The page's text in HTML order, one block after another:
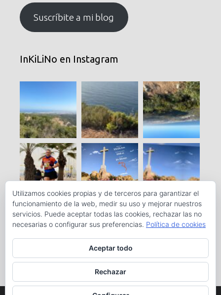
electrónico
Suscríbite a mi blog
InKiLiNo en Instagram
Utilizamos cookies propias y de terceros para garantizar el
funcionamiento de la web, medir su uso y mejorar nuestros
servicios. Puede aceptar todas las cookies, rechazar las no
necesarias o configurar sus preferencias. Política de cookies
Aceptar todo
Rechazar